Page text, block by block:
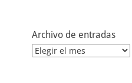
Archivo de entradas
Archivo